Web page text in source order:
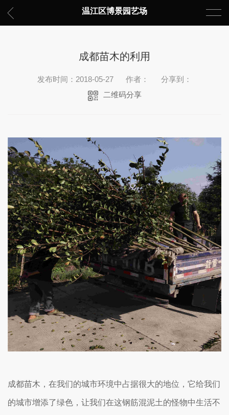
温江区博景园艺场
成都苗木的利用
发布时间：2018-05-27 作者：
分享到：
二维码分享
成都苗木，在我们的城市环境中占据很大的地位，它给我们
的城市增添了绿色，让我们在这钢筋混泥土的怪物中生活不